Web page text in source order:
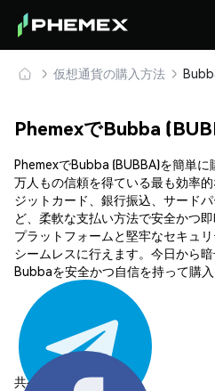
仮想通貨の購入方法
PhemexでBubba
PhemexでBubba (BUBBA)を簡単
万人もの信頼を得ている最も効率
ジットカード、銀行振込、サード
ど、柔軟な支払い方法で安全かつ
プラットフォームと堅牢なセキュ
シームレスに行えます。今日から
Bubbaを安全かつ自信を持って購入
共有する: